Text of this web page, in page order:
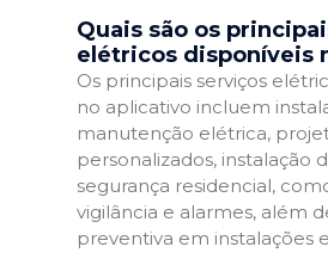
Quais são os
elétricos disponíveis
Os principais serviços
no aplicativo incluem
manutenção elétrica,
personalizados, instalação
segurança residencial,
vigilância e alarmes, além
preventiva em instalações